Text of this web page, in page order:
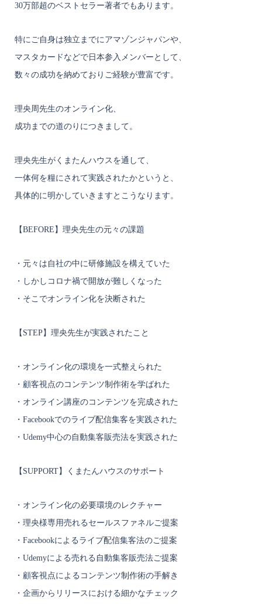
30万部超のベストセラー著者でもあります。
特にご自身は独立までにアマゾンジャパンや、
マスタカードなどで日本参入メンバーとして、
数々の成功を納めておりご経験が豊富です。
理央周先生のオンライン化、
成功までの道のりにつきまして。
理央先生がくまたんハウスを通して、
一体何を糧にされて実践されたかというと、
具体的に明かしていきますとこうなります。
【BEFORE】理央先生の元々の課題
・元々は自社の中に研修施設を構えていた
・しかしコロナ禍で開放が難しくなった
・そこでオンライン化を決断された
【STEP】理央先生が実践されたこと
・オンライン化の環境を一式整えられた
・顧客視点のコンテンツ制作術を学ばれた
・オンライン講座のコンテンツを完成された
・Facebookでのライブ配信集客を実践された
・Udemy中心の自動集客販売法を実践された
【SUPPORT】くまたんハウスのサポート
・オンライン化の必要環境のレクチャー
・理央様専用売れるセールスファネルご提案
・Facebookによるライブ配信集客法のご提案
・Udemyによる売れる自動集客販売法ご提案
・顧客視点によるコンテンツ制作術の手解き
・企画からリリースにおける細かなチェック